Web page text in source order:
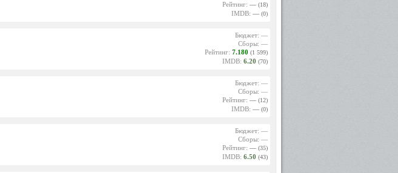
Рейтинг: — (18)
IMDB: — (0)
Бюджет: —
Сборы: —
Рейтинг: 7.180 (1 599)
IMDB: 6.20 (70)
Бюджет: —
Сборы: —
Рейтинг: — (12)
IMDB: — (0)
Бюджет: —
Сборы: —
Рейтинг: — (35)
IMDB: 6.50 (43)